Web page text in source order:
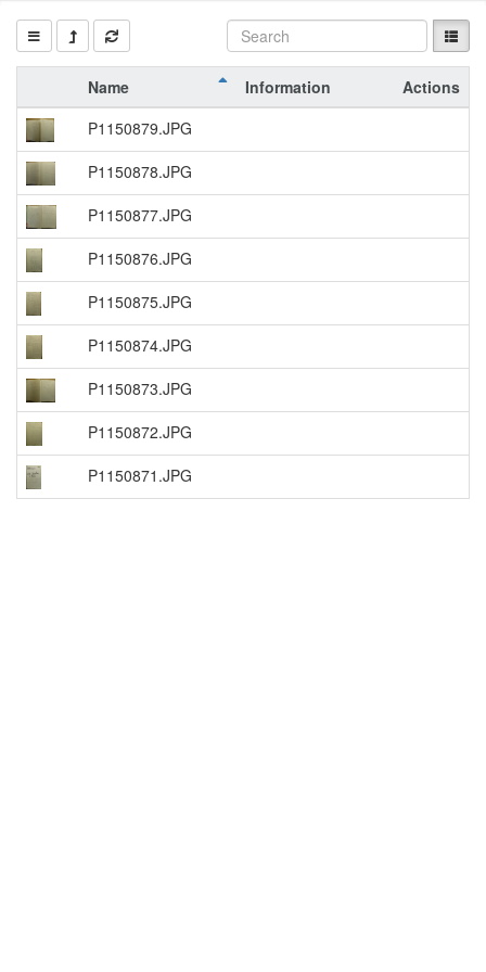
Name Information
Actions
P1150879.JPG
P1150878.JPG
P1150877.JPG
P1150876.JPG
P1150875.JPG
P1150874.JPG
P1150873.JPG
P1150872.JPG
P1150871.JPG